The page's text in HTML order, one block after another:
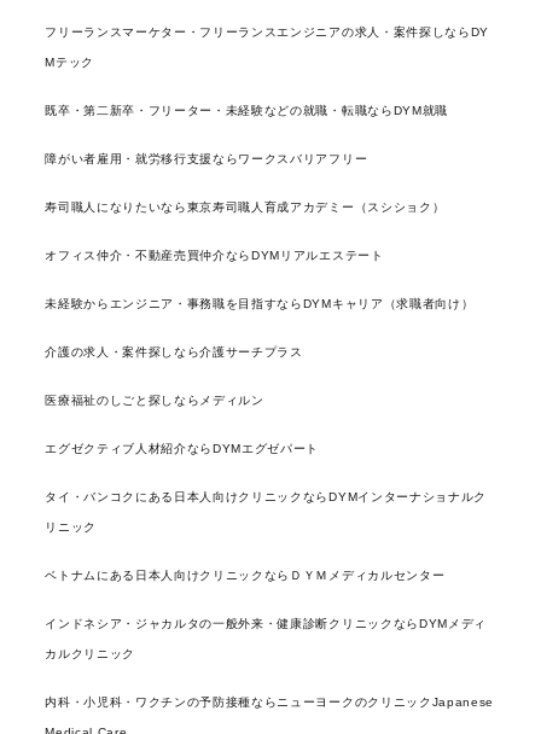
フリーランスマーケター・フリーランスエンジニアの求人・案件探しならDY
Mテック
既卒・第二新卒・フリーター・未経験などの就職・転職ならDYM就職
障がい者雇用・就労移行支援ならワークスバリアフリー
寿司職人になりたいなら東京寿司職人育成アカデミー（スシショク）
オフィス仲介・不動産売買仲介ならDYMリアルエステート
未経験からエンジニア・事務職を目指すならDYMキャリア（求職者向け）
介護の求人・案件探しなら介護サーチプラス
医療福祉のしごと探しならメディルン
エグゼクティブ人材紹介ならDYMエグゼパート
タイ・バンコクにある日本人向けクリニックならDYMインターナショナルク
リニック
ベトナムにある日本人向けクリニックならＤＹＭメディカルセンター
インドネシア・ジャカルタの一般外来・健康診断クリニックならDYMメディ
カルクリニック
内科・小児科・ワクチンの予防接種ならニューヨークのクリニックJapanese